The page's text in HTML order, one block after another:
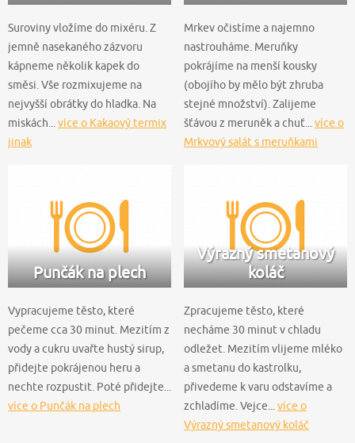
Suroviny vložíme do mixéru. Z
jemně nasekaného zázvoru
kápneme několik kapek do
směsi. Vše rozmixujeme na
nejvyšší obrátky do hladka. Na
miskách...více o Kakaový termix
jinak
Mrkev očistíme a najemno
nastrouháme. Meruňky
pokrájíme na menší kousky
(obojího by mělo být zhruba
stejné množství). Zalijeme
šťávou z meruněk a chuť...více o
Mrkvový salát s meruňkami
Punčák na plech
Vypracujeme těsto, které
pečeme cca 30 minut. Mezitím z
vody a cukru uvařte hustý sirup,
přidejte pokrájenou heru a
nechte rozpustit. Poté přidejte...
více o Punčák na plech
Výrazný smetanový
koláč
Zpracujeme těsto, které
necháme 30 minut v chladu
odležet. Mezitím vlijeme mléko
a smetanu do kastrolku,
přivedeme k varu odstavíme a
zchladíme. Vejce... více o
Výrazný smetanový koláč